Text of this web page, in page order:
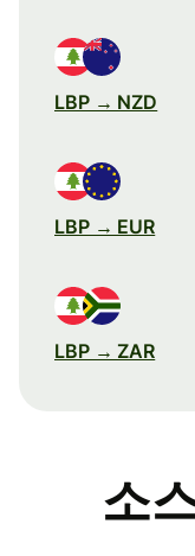
LBP → NZD
LBP → EUR
LBP → ZAR
소